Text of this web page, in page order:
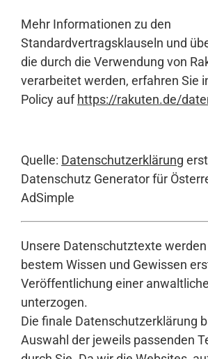
Mehr Informationen zu den
Standardvertragsklauseln und
die durch die Verwendung von
verarbeitet werden, erfahren Sie
Policy auf https://rakuten.de/
Quelle: Datenschutzerklärung
Datenschutz Generator für
AdSimple
Unsere Datenschutztexte
bestem Wissen und Gewissen
Veröffentlichung einer
unterzogen.
Die finale Datenschutzerklärung
Auswahl der jeweils passenden